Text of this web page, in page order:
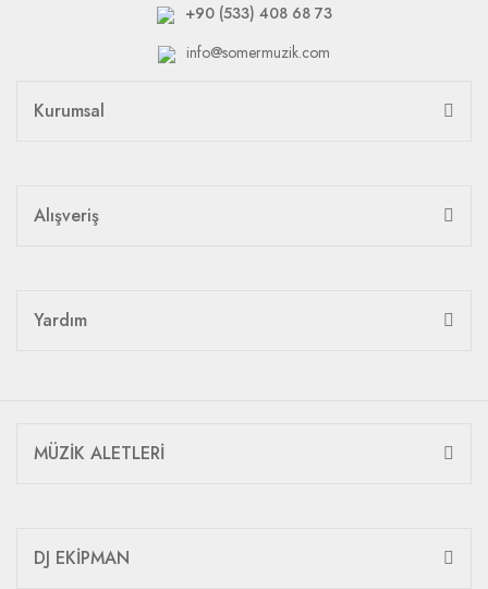
+90 (533) 408 68 73
info@somermuzik.com
Kurumsal
Alışveriş
Yardım
MÜZİK ALETLERİ
DJ EKİPMAN